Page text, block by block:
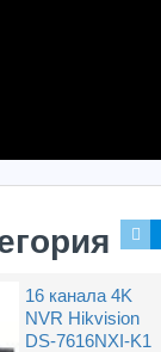
Купи
16 канала 4K
NVR Hikvision
DS-7616NXI-K1